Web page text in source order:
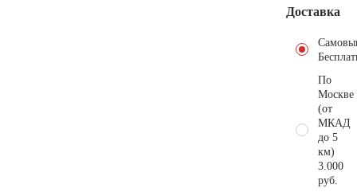
Доставка
По
Москве
(от
МКАД
до 5
км)
3.000
руб.